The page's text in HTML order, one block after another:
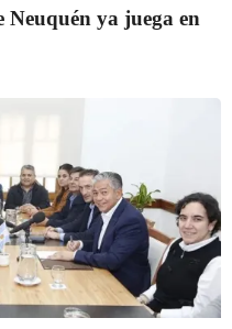
ya juega en